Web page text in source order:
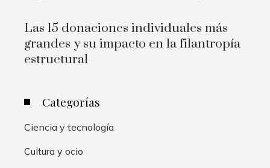
Las 15 donaciones individuales más
grandes y su impacto en la filantropía
estructural
Categorías
Ciencia y tecnología
Cultura y ocio